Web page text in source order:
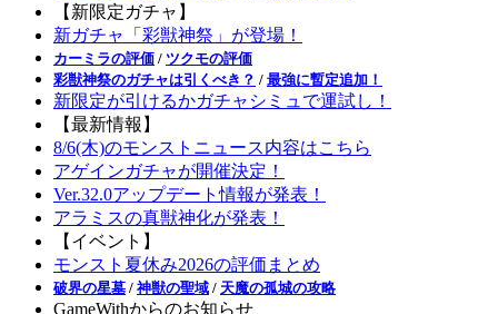
【新限定ガチャ】
新ガチャ「彩獣神祭」が登場！
カーミラの評価 / ツクモの評価
彩獣神祭のガチャは引くべき？ / 最強に暫定追加！
新限定が引けるかガチャシミュで運試し！
【最新情報】
8/6(木)のモンストニュース内容はこちら
アゲインガチャが開催決定！
Ver.32.0アップデート情報が発表！
アラミスの真獣神化が発表！
【イベント】
モンスト夏休み2026の評価まとめ
破界の星墓 / 神獣の聖域 / 天魔の孤城の攻略
GameWithからのお知らせ